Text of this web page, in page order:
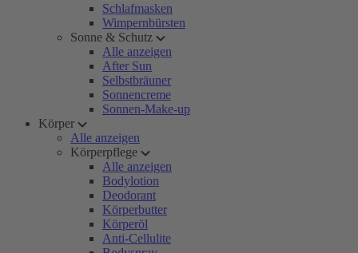
Schlafmasken
Wimpernbürsten
Sonne & Schutz
Alle anzeigen
After Sun
Selbstbräuner
Sonnencreme
Sonnen-Make-up
Körper
Alle anzeigen
Körperpflege
Alle anzeigen
Bodylotion
Deodorant
Körperbutter
Körperöl
Anti-Cellulite